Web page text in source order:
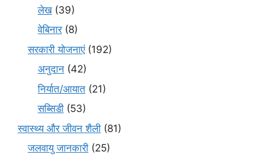
लेख(39)
वेबिनार(8)
सरकारी योजनाएं(192)
अनुदान (42)
निर्यात/आयात (21)
सब्सिडी (53)
स्वास्थ्य और जीवन शैली (81)
जलवायु जानकारी (25)